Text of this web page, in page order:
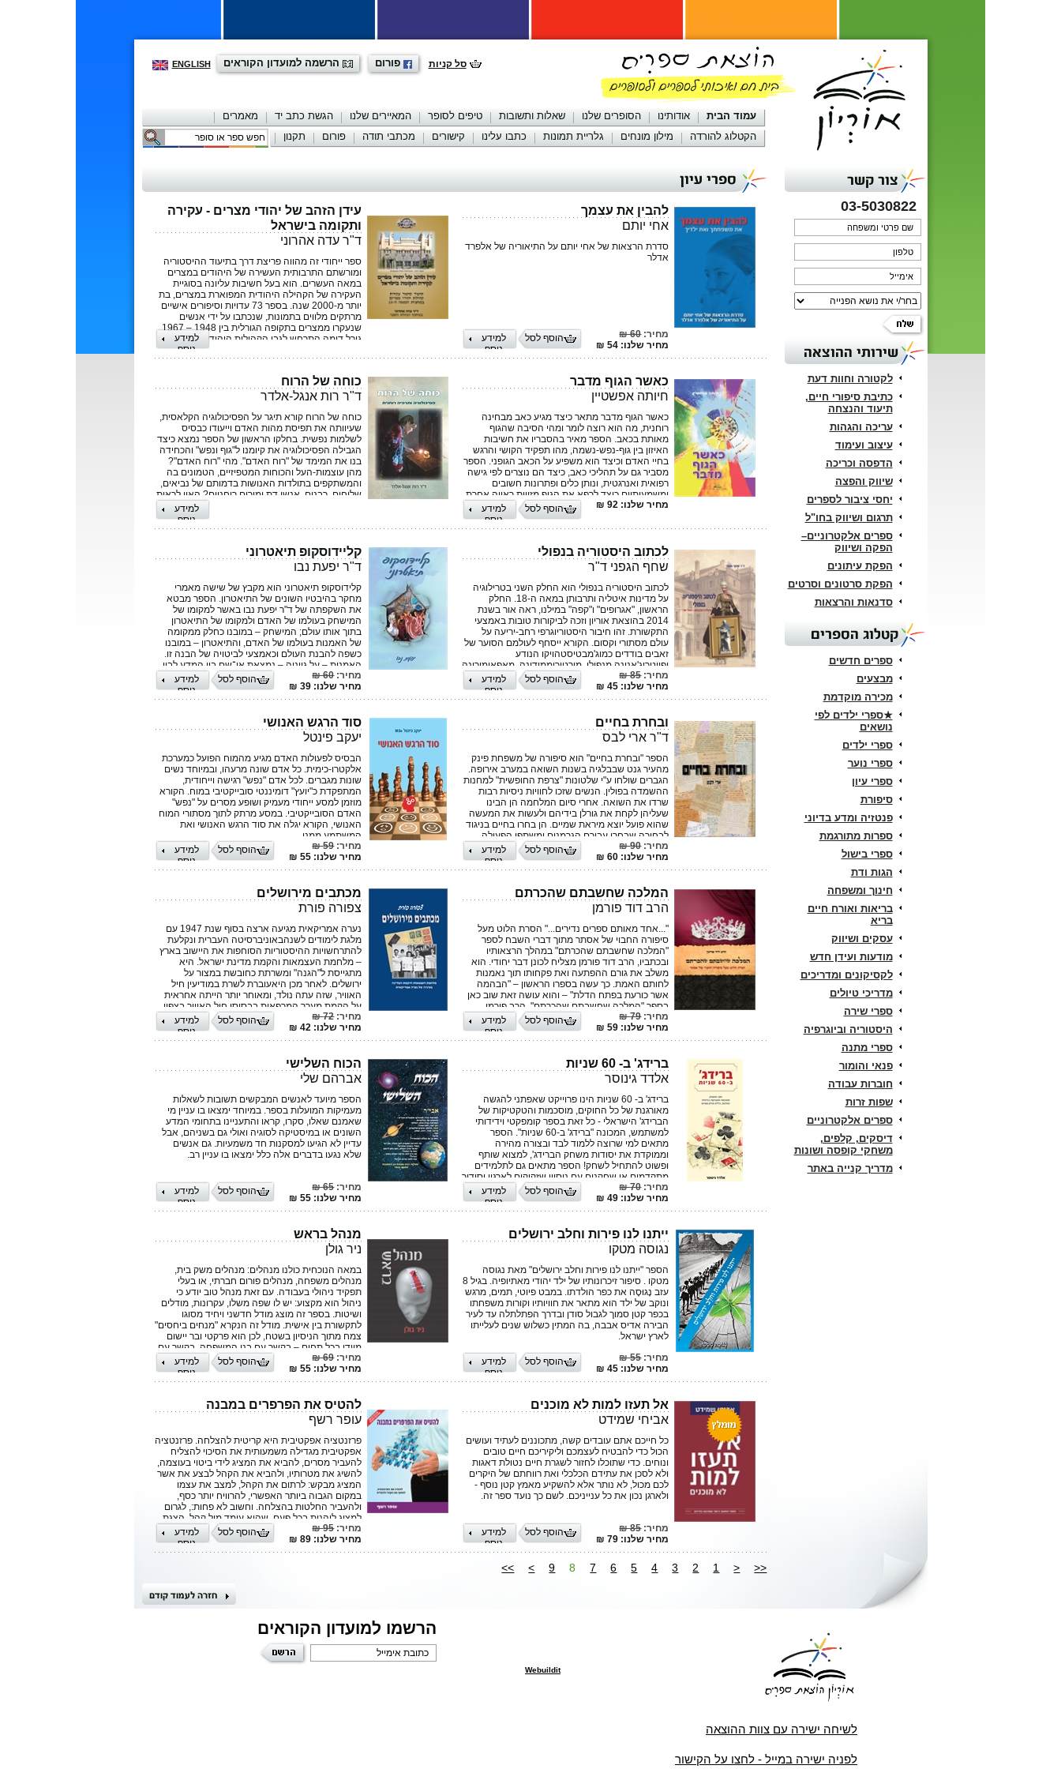
ENGLISH הרשמה למועדון הקוראים פורום סל קניות
עמוד הבית אודותינו הסופרים שלנו שאלות ותשובות טיפים לסופר המאיירים שלנו הגשת כתב יד
מאמרים
הקטלוג להורדה
מילון מונחים גלריית תמונות כתבו עלינו קישורים מכתבי תודה פורום תקנון יצירת קשר
צור קשר
03-5030822
שירותי ההוצאה
לקטורה וחוות דעת
כתיבת סיפורי חיים,
תיעוד והנצחה
עריכה והגהות
עיצוב ועימוד
הדפסה וכריכה
שיווק והפצה
יחסי ציבור לספרים
תרגום ושיווק בחו"ל
ספרים אלקטרוניים–
הפקה ושיווק
הפקת עיתונים
הפקת סרטונים וסרטים
סדנאות והרצאות
קטלוג הספרים
ספרים חדשים
מבצעים
מכירה מוקדמת
★ספרי ילדים לפי
נושאים
ספרי ילדים
ספרי נוער
ספרי עיון
סיפורת
פנטזיה ומדע בדיוני
ספרות מתורגמת
ספרי בישול
הגות ודת
חינוך ומשפחה
בריאות ואורח חיים
בריא
עסקים ושיווק
מודעות ועידן חדש
לקסיקונים ומדריכים
מדריכי טיולים
ספרי שירה
היסטוריה וביוגרפיה
ספרי מתנה
פנאי והומור
חוברות עבודה
שפות זרות
ספרים אלקטרוניים
דיסקים, קלפים,
משחקי קופסה ושונות
מדריך קנייה באתר
ספרי עיון
להבין את עצמך
אחי יותם
סדרת הרצאות של אחי יותם על התיאוריה של אלפרד
אדלר
מחיר:60 ₪
מחיר שלנו: 54 ₪
למידע
נוסף
הוסף לסל
עידן הזהב של יהודי מצרים - עקירה
ותקומה בישראל
ד"ר עדה אהרוני
ספר ייחודי זה מהווה פריצת דרך בתיעוד ההיסטוריה
ומורשתם התרבותית העשירה של היהודים במצרים
במאה העשרים. הוא בעל חשיבות עליונה בסוגיית
העקירה של הקהילה היהודית המפוארת במצרים, בת
יותר מ-2000 שנה. בספר 73 עדויות וסיפורים אישיים
מרתקים מלווים בתמונות, שנכתבו על ידי אנשים
שנעקרו ממצרים בתקופה הגורלית בין 1948 – 1967.
גורל דומה התרחש לגבי הקהילות היהודיות בכל אחת
מארצות ערב והספר הנוכחי הוא דוגמה לכך. המחקר
שלפנינו מהווה תרומה מכרעת להבנת חלק חשוב
והתקשורת. התובנות המשתמעות מהנרטיבים יכולות
לסייע לקידום הפיוס והשלום בין ישראל לשכניה
ההסתגלות וההתחדשות המוצלחות של היהודים
ממצרים בביתם החדש ותרומתם האדירה למדינת
ישראל. כך שספר חדשני ומקורי זה מהווה עבודה רבת
ערך ומשאב ל: חוקרים, מנהיגים, מחנכים, לקהל
הרחב, ולדורות הבאים.
למידע
נוסף
כאשר הגוף מדבר
חיותה אפשטיין
כאשר הגוף מדבר מתאר כיצד מגיע כאב מבחינה
רוחנית, מה הוא רוצה לומר ומהי הסיבה שהגוף
מאותת בכאב. הספר מאיר בהסבריו את חשיבות
האיזון בין גוף-נפש-נשמה, מהו תפקיד הקושי והרגש
בחיי האדם וכיצד הוא משפיע על הכאב הגופני. הספר
מסביר גם על תהליכי כאב, כיצד הם נוצרים לפי גישה
רפואית ואנרגטית, ונותן כלים ופתרונות חשובים
ומשמעותיים כיצד לרפא את הגוף מזווית ראייה אחרת
– מתוך תהליכי שינוי וגישה לחיים דרך חיבור
להתפתחות הרוחנית. זאת במטרה לגלות אמצעי נוסף
לריפוי עצמי – לפיו האדם אמור ליטול אחריות לחייו
מחיר שלנו: 92 ₪
למידע
נוסף
הוסף לסל
כוחה של הרוח
ד"ר רות אנגל-אלדר
כוחה של הרוח קורא תיגר על הפסיכולוגיה הקלאסית,
שעיוותה את תפיסת מהות האדם וייעודו כבסיס
לשלמות נפשית. בחלקו הראשון של הספר נמצא כיצד
הגבילה הפסיכולוגיה את קיומנו ל"גוף ונפש" והכחידה
בנו את המימד של "רוח האדם". מהי "רוח האדם"?
מהן עוצמות-העל והכוחות המטפיזיים, הטמונים בה
והמשתקפים בתולדות האנושות בדמותם של נביאים,
שליחים, רבנים, אנשי דת ומורים רוחניים? האין לראות
בהם את מה שמהווה חלק טבעי מהווייתנו אנו? וכיצד
משתלבת "רוח האדם" כחלק מתורה הסוחפת את
העולם של "הפסיכולוגיה הרוחנית"? חלקו השני של
מחדש של הרוח וכוחות - העל שלה כחלק מהווייתנו.
ההעצמה האישית, המובחנת בין זו של האיש לזו של
האישה, היכולת להשיג מטרות, לחולל תמורות ושינויים
ולחיות בקרבת יתר אל העצמי הייחודי שלנו – כל אלה
הם חלק מההישגים, אליהם נגיע במיצוי כוחה של
הרוח שבנו.
למידע
נוסף
לכתוב היסטוריה בנפולי
שחף הגפני ד"ר
לכתוב היסטוריה בנפולי הוא החלק השני בטרילוגיה
על מדינות איטליה ותרבותן במאה ה-18. החלק
הראשון, "אגרופים" ו"קפה" במילנו, ראה אור בשנת
2014 בהוצאת אוריון וזכה לביקורות טובות באמצעי
התקשורת. זהו חיבור היסטוריוגרפי רחב-יריעה על
עולם מסתורי וקסום. הקורא ייסחף לעולמם הסוער של
זאבים בודדים כמוג'מבטיסטהויקו הנודע
ופייטרוג'אנונה מנפולי, מורטוריממודינה, מאפאימורונה
וזנו מונציה, אך הוא אף ימצא היסטוריוגרפיה עליזה
של הוגי הנאורות המילנזית, הפלורנטינית והנפוליטנית.
מרביתו של הספר עוסק בכתיבה היסטורית, אך פה
ואלפיירי), ביוגרפיות, יומנים ורומנים היסטוריים.
מחיר:85 ₪
מחיר שלנו: 45 ₪
למידע
נוסף
הוסף לסל
קליידוסקופ תיאטרוני
ד"ר יפעת נבו
קלידוסקופ תיאטרוני הוא מקבץ של שישה מאמרי
מחקר בהיבטיו השונים של התיאטרון. הספר מבטא
את השקפתה של ד"ר יפעת נבו באשר למקומו של
המישחק בעולמו של האדם ולמקומו של התיאטרון
בתוך אותו עולם; המישחק – במובנו כחלק ממקומה
של האמנות בעולמו של האדם, והתיאטרון – במובנו
כשפה להבנת העולם וכאמצעי לביטויה של הבנה זו.
האמנות – על גווניה – נמצאת אי־שם בין המדע לבין
הדת: האמן מבקש גם הוא להכיר את העולם, לדעת
אותו באמת ולשתף באמת זו בני אדם אחרים, אבל
תוך השתחררות מהדיסציפלינה של המדע,
ולעתים מְחַשקים. האמנות חושפת צוהר של הכרת
העולם דרך הפריזמה של הפרט, לעתים במעין "קיצור
דרך", לעתים אפילו במעין "קפיצה קוואנטית" מן
השאלה על אודות הקיום של האדם בעולם היישר אל
התשובה, שהיא אישית מאוד, אבל גם פורצת דרך אל
תובנות מפתיעות. די להיזכר בציוריו של סלוואדור דאלי
את השעונים הזולגים כדי להתחיל במסע־חשיבה
פילוסופי באשר למהות הזמן.
מחיר:60 ₪
מחיר שלנו: 39 ₪
למידע
נוסף
הוסף לסל
ובחרת בחיים
ד"ר ארי לבס
הספר "ובחרת בחיים" הוא סיפורה של משפחת פינק
מהעיר גנט שבבלגיה בשנות השואה במערב אירופה.
הגברים שולחו ע"י שלטונות "צרפת החופשית" למחנות
ההשמדה בפולין. הנשים שזכו לחוויות ניסיות רבות
שרדו את השואה. אחרי סיום המלחמה הן הבינו
שעליהן לקחת את גורלן בידיהם ולעשות את המעשה
שהוא פועל יוצא מיראת שמיים. הן בחרו בחיים בניגוד
לבחירה שבחרו עבורם הגרמנים ומשתפי הפעולה
משאר אומות העולם. בנות משפחת פינק בנו את ביתן
כאן בארץ ישראל.
מחיר:90 ₪
מחיר שלנו: 60 ₪
למידע
נוסף
הוסף לסל
סוד הרגש האנושי
יעקב פינטל
הבסיס לפעולות האדם מגיע מהמוח הפועל כמערכת
אלקטרו-כימית. כל אדם שונה מרעהו, ובמיוחד נשים
שונות מגברים. לכל אדם "נפש" רגישה וייחודית,
המתפקדת כ"יועץ" דומיננטי סובייקטיבי במוח. הקורא
מוזמן למסע ייחודי מעמיק ושופע מסרים על "נפש"
האדם הסובייקטיבי. במסע מרתק לתוך מסתורי המוח
האנושי, הקורא יגלה את סוד הרגש האנושי ואת
המשתמע ממנו.
מחיר:59 ₪
מחיר שלנו: 55 ₪
למידע
נוסף
הוסף לסל
המלכה שחשבתם שהכרתם
הרב דוד פורמן
"...אחד מאותם ספרים נדירים..." הסרת הלוט מעל
סיפורה החבוי של אסתר מתוך דברי השבח לספר
"המלכה שחשבתם שהכרתם" במהלך הרצאותיו
ובכתביו, הרב דוד פורמן מצליח לכונן דבר יחודי. הוא
משלב את גורם ההפתעה ואת פקחותו תוך נאמנות
לחותם האמת. כך עשה בספרו הראשון – "הבהמה
אשר כורעת בפתח הדלת" – והוא עושה זאת שוב כאן
בספר "המלכה שחשבתם שהכרתם". הרב פורמן
בספרו זה מציע בפני הקורא הסתכלות חדשה,
יצירתית ודינמית על סיפורה של המלכה אסתר; ללא
ספק, הוא יעשיר, יחיה וירענן את חוויית הפורים של
מחיר:79 ₪
מחיר שלנו: 59 ₪
למידע
נוסף
הוסף לסל
מכתבים מירושלים
צפורה פורת
נערה אמריקאית מגיעה ארצה בסוף שנת 1947 עם
מלגת לימודים לשנהבאוניברסיטה העברית ונקלעת
להתרחשויות ההיסטוריות הסוחפות את היישוב בארץ
– מלחמת העצמאות והקמת מדינת ישראל. היא
מתגייסת ל"הגנה" ומשרתת כחובשת במצור על
ירושלים. לאחר מכן היאעוברת לשרת במודיעין חיל
האוויר, שזה עתה נולד, ומאוחר יותר הייתה אחראית
על הקמת מערך המרפאות בבסיסי חיל האוויר בצפון
הארץ.
מחיר:72 ₪
מחיר שלנו: 42 ₪
למידע
נוסף
הוסף לסל
ברידג' ב- 60 שניות
אלדד גינוסר
ברידג' ב- 60 שניות הינו פרוייקט שאפתני להגשה
מאורגנת של כל החוקים, מוסכמות והטקטיקות של
הברידג' הישראלי - כל זאת בספר קומפקטי וידידותי
למשתמש, המכונה "ברידג' ב-60 שניות". הספר
מתאים למי שרוצה ללמוד לבד ובצורה מהירה
וממוקדת את יסודות משחק הברידג', למצוא שותף
ופשוט להתחיל לשחק! הספר מתאים גם לתלמידים
מתקדמים או שחקנים עם ניסיון שזקוקים לארגון וסידור
הכללים הבסיסיים של המשחק. הספר מתאים לשחקן
הברידג' המעוניין להשתתף באתר המשחקים העולמי,
BBO, אך אינו שולט במונחי הברידג' באנגלית
לאנגלית). לבסוף, הספר מתאים גם למורה ברידג'
בתחילת דרכו - בכך שהוא מרכז את הסטנדרט
הישראלי ללימוד ברידג', שם דגש על אבני היסוד של
המשחק וכולל מילון מונחים בסיסי. ברידג' ב- 60 שניות
הינו ספר חובה בביתו של כל שחקן ברידג'!
מחיר:70 ₪
מחיר שלנו: 49 ₪
למידע
נוסף
הוסף לסל
הכוח השלישי
אברהם שלי
הספר מיועד לאנשים המבקשים תשובות לשאלות
מעמיקות המועלות בספר. במיוחד ימצאו בו עניין מי
שאמנם שאלו, סקרו, קראו והתעניינו בתחומי המדע
השונים או במיסטיקה לסוגיה ואולי גם בשניהם, אבל
עדיין לא הגיעו למסקנות חד משמעיות. גם אנשים
שלא נגעו בדברים אלה כלל ימצאו בו עניין רב.
מחיר:65 ₪
מחיר שלנו: 55 ₪
למידע
נוסף
הוסף לסל
ייתנו לנו פירות וחלב ירושלים
נגוסה מטקו
הספר "ייתנו לנו פירות וחלב ירושלים" מאת נגוסה
מטקו . סיפור זיכרונותיו של ילד יהודי מאתיופיה. בגיל 8
עזב נֶגוּסֶה את כפר הולדתו. במבט פיוטי, תמים, מרגש
ונוקב של ילד הוא מתאר את חוויותיו וקורות משפחתו
בכפר קטן סמוך לגבול סודן ובדרך הפתלתלה עד לעיר
הבירה אדיס אבבה, בה המתין כשלוש שנים לעלייתו
לארץ ישראל.
מחיר:55 ₪
מחיר שלנו: 45 ₪
למידע
נוסף
הוסף לסל
מנהל בראש
ניר גולן
במאה הנוכחית כולנו מנהלים: מנהלים משק בית,
מנהלים משפחה, מנהלים פורום חברתי, או בעלי
תפקיד ניהולי בעבודה. עם זאת מנהל טוב יודע כי
ניהול הוא מקצוע: יש לו שפה משלו, עקרונות, מודלים
ושיטות. בספר זה מוצג מודל חדשני ויחיד מסוגו
לתקשורת בין אישית. מודל זה הנקרא "מנחים ביחסים"
צמח מתוך הניסיון בשטח, לכן הוא פרקטי ובר יישום
מיידי בכל תחום – בקשר עם בני המשפחה, בקשר עם
חברים ובקשרים במקום העבודה. הספר הינו ״ספר
הפעלה״: הוא מלווה בדוגמאות ובניתוחי אירועים
ומציע כלים ותבניות פעולה לניהול יעיל ומוצלח. ניר
יועץ הדרכה ומנחה קבוצות מהמובילים בתחומו בארץ
ובעולם. גולן הוא איש שטח המכשיר מנהלים בארגונים
רבים וידועים, וספרו הראשון הינו תולדה של שנים
רבות של התנסות בתחום הכשרת מנהלים.
מחיר:69 ₪
מחיר שלנו: 55 ₪
למידע
נוסף
הוסף לסל
אל תעזו למות לא מוכנים
אביחי שמידט
כל חייכם אתם עובדים קשה, מתכוננים לעתיד ועושים
הכול כדי להבטיח לעצמכם וליקיריכם חיים טובים
ונוחים. כדי שתוכלו לחזור לשגרת חיים נטולת דאגות
ולא לסכן את עתידם הכלכלי ואת רווחתם של היקרים
לכם מכול, לא נותר אלא להשקיע מאמץ קטן נוסף -
ולארגן נכון את כל ענייניכם. לשם כך נועד ספר זה.
מחיר:85 ₪
מחיר שלנו: 79 ₪
למידע
נוסף
הוסף לסל
להטיס את הפרפרים במבנה
עופר רשף
פרזנטציה אפקטיבית היא קריטית להצלחה. פרזנטציה
אפקטיבית מגדילה משמעותית את הסיכוי להצליח
להעביר מסרים, להביא את המציג לידי ביטוי בעוצמה,
להשיג את מטרותיו, ולהביא את הקהל לבצע את אשר
המציג מבקש: לרתום את הקהל, למצב את עצמו
במקום הגבוה ביותר האפשרי, להרוויח יותר כסף,
ולהעביר החלטות בהצלחה. וחשוב לא פחות:, לגרום
למציג ליהנות בכל פעם, שהוא עומד מול קהל. הצגת
פרזנטציה אינה דבר הבא בקלות. עופר רשף, - מנחה
סדנאות, מרצה, יועץ, ומאמן מהמובילים והבכירים
בישראל, - מגיש לקורא את הספר "להטיס את
ספר ומורים, עובדים, רופאים, מדריכים, מומחי תוכן
מכול התחומים, וכל מי שבוחר לעמוד מול קהל.
מחיר:95 ₪
מחיר שלנו: 89 ₪
למידע
נוסף
הוסף לסל
<<
<
1
2
3
4
5
6
7
8
9
>
>>
הרשמו למועדון הקוראים
לשיחה ישירה עם צוות ההוצאה
לפניה ישירה במייל - לחצו על הקישור
Webuildit